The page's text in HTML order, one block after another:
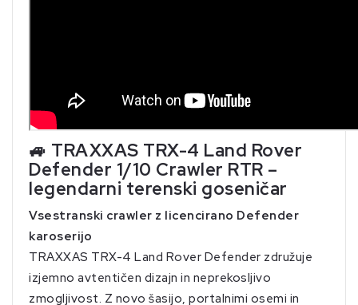
🚙 TRAXXAS TRX-4 Land Rover
Defender 1/10 Crawler RTR –
legendarni terenski goseničar
Vsestranski crawler z licencirano Defender
karoserijo
TRAXXAS TRX-4 Land Rover Defender združuje
izjemno avtentičen dizajn in neprekosljivo
zmogljivost. Z novo šasijo, portalnimi osemi in